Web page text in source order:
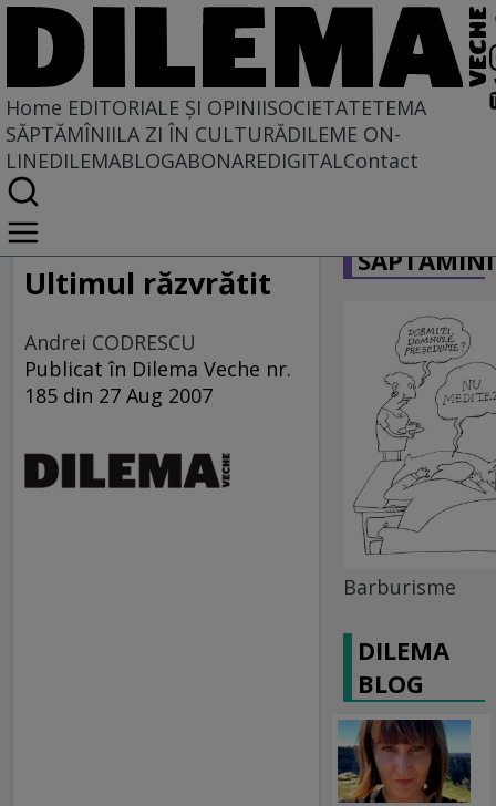
Home EDITORIALE ȘI OPINIISOCIETATETEMA
SĂPTĂMÎNIILA ZI ÎN CULTURĂDILEME ON-
LINEDILEMABLOGABONAREDIGITALContact
Home
EDITORIALE ȘI OPINII
TÎLC SHOW
Ultimul răzvrătit
Andrei CODRESCU
Publicat în Dilema Veche nr.
185 din 27 Aug 2007
Barburisme
DILEMA
BLOG